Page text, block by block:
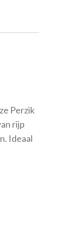
Perzik
rijp
Ideaal